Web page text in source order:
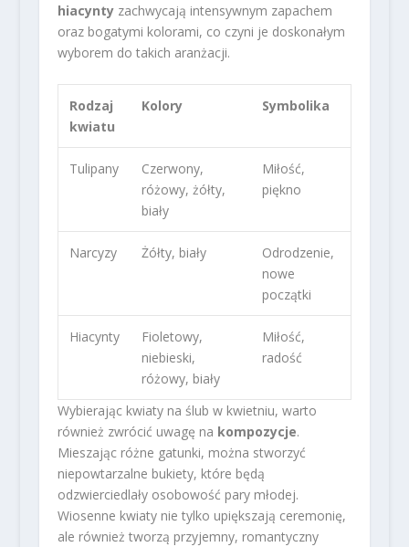
hiacyntyzachwycają intensywnym zapachem
oraz bogatymi kolorami, co czyni je doskonałym
wyborem do takich aranżacji.
Rodzaj
kwiatu
Kolory Symbolika
Tulipany
Czerwony,
różowy, żółty,
biały
Miłość,
piękno
Narcyzy Żółty, biały
Odrodzenie,
nowe
początki
Hiacynty
Fioletowy,
niebieski,
różowy, biały
Miłość,
radość
Wybierając kwiaty na ślub w kwietniu, warto
również zwrócić uwagę na kompozycje.
Mieszając różne gatunki, można stworzyć
niepowtarzalne bukiety, które będą
odzwierciedlały osobowość pary młodej.
Wiosenne kwiaty nie tylko upiększają ceremonię,
ale również tworzą przyjemny, romantyczny